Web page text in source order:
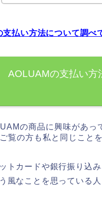
払い方法について調べ
AOLUAMの支払い方
の商品に興味があっ
覧の方も私と同じこと
トカードや銀行振り込
風なことを思っている